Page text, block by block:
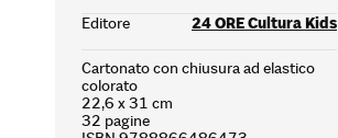
Editore
24 ORE Cultura Kids
Cartonato con chiusura ad elastico
colorato
22,6 x 31 cm
32 pagine